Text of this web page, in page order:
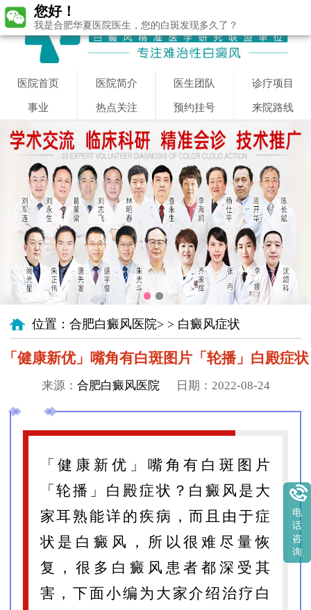
医院首页 医院简介 医生团队 诊疗项目
事业 热点关注 预约挂号 来院路线
位置：合肥白癜风医院> > 白癜风症状
「健康新优」嘴角有白斑图片「轮播」白殿症状
来源： 合肥白癜风医院日期：2022-08-24
「健康新优」嘴角有白斑图片
「轮播」白殿症状？白癜风是大
家耳熟能详的疾病，而且由于症
状是白癜风，所以很难尽量恢
复，很多白癜风患者都深受其
害，下面小编为大家介绍治疗白
电
话
咨
询
您好！
我是合肥华夏医院医生，您的白斑发现多久了？